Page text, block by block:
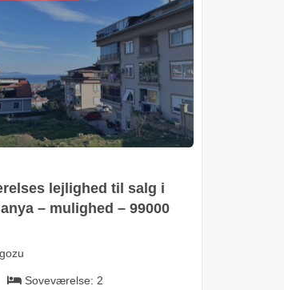
lejlighed til salg i
– mulighed – 99000
Soveværelse: 2